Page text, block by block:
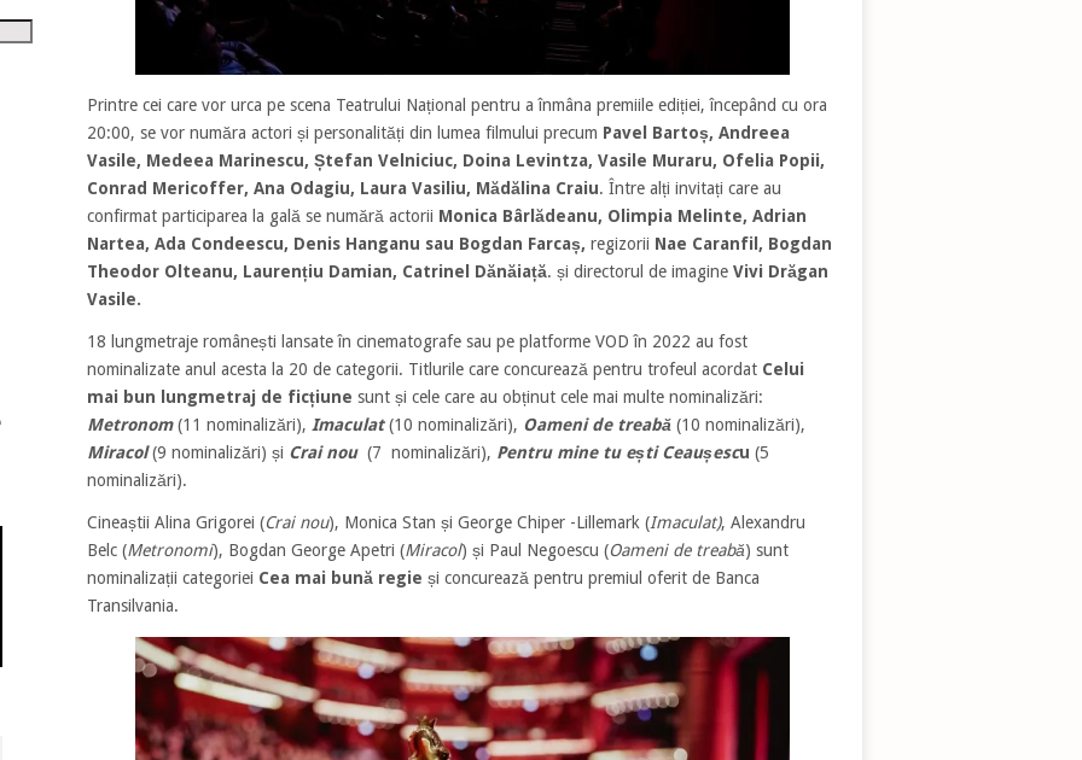
Printre cei care vor urca pe scena Teatrului Național pentru a înmâna premiile ediției, începând cu ora
20:00, se vor număra actori și personalități din lumea filmului precum Pavel Bartoș, Andreea
Vasile, Medeea Marinescu, Ștefan Velniciuc, Doina Levintza, Vasile Muraru, Ofelia Popii,
Conrad Mericoffer, Ana Odagiu, Laura Vasiliu, Mădălina Craiu. Între alți invitați care au
confirmat participarea la gală se numără actorii Monica Bârlădeanu, Olimpia Melinte, Adrian
Nartea, Ada Condeescu, Denis Hanganu sau Bogdan Farcaș, regizorii Nae Caranfil, Bogdan
Theodor Olteanu, Laurențiu Damian, Catrinel Dănăiață. și directorul de imagineVivi Drăgan
Vasile.
18 lungmetraje românești lansate în cinematografe sau pe platforme VOD în 2022 au fost
nominalizate anul acesta la 20 de categorii. Titlurile care concurează pentru trofeul acordatCelui
mai bun lungmetraj de ficțiune sunt și cele care au obținut cele mai multe nominalizări:
Metronom(11 nominalizări), Imaculat(10 nominalizări), Oameni de treabă (10 nominalizări),
Miracol (9 nominalizări) și Crai nou (7 nominalizări), Pentru mine tu ești Ceaușescu (5
nominalizări).
Cineaștii Alina Grigorei (Crai nou), Monica Stan și George Chiper -Lillemark (Imaculat), Alexandru
Belc (Metronomi), Bogdan George Apetri (Miracol) și Paul Negoescu (Oameni de treabă) sunt
nominalizații categoriei Cea mai bună regie și concurează pentru premiul oferit de Banca
Transilvania.